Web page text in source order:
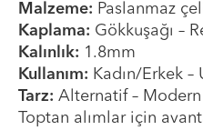
Malzeme: Paslanmaz
Kaplama: Gökkuşağı –
Kalınlık: 1.8mm
Kullanım: Kadın/Erkek –
Tarz: Alternatif – Modern
Toptan alımlar için